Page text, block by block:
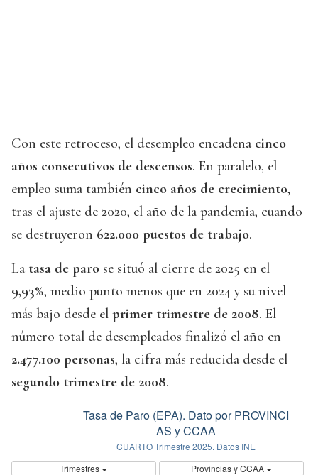
Con este retroceso, el desempleo encadena cinco
años consecutivos de descensos. En paralelo, el
empleo suma también cinco años de crecimiento,
tras el ajuste de 2020, el año de la pandemia, cuando
se destruyeron 622.000 puestos de trabajo.
La tasa de paro se situó al cierre de 2025 en el
9,93%, medio punto menos que en 2024 y su nivel
más bajo desde el primer trimestre de 2008. El
número total de desempleados finalizó el año en
2.477.100 personas, la cifra más reducida desde el
segundo trimestre de 2008.